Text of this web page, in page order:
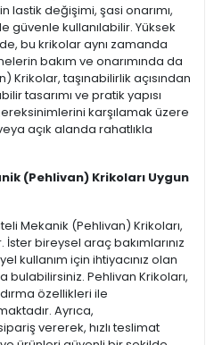
değişimi, şasi onarımı,
güvenle kullanılabilir. Yüksek
bu krikolar aynı zamanda
bakım ve onarımında da
Krikolar, taşınabilirlik açısından
tasarımı ve pratik yapısı
karşılamak üzere
açık alanda rahatlıkla
(Pehlivan) Krikoları Uygun
Mekanik (Pehlivan) Krikoları,
bireysel araç bakımlarınız
kullanım için ihtiyacınız olan
Pehlivan Krikoları,
özellikleri ile
Ayrıca,
vererek, hızlı teslimat